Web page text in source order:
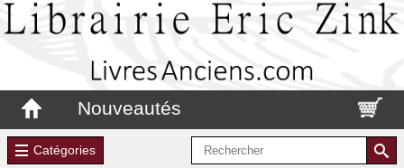
Nouveautés
Catégories